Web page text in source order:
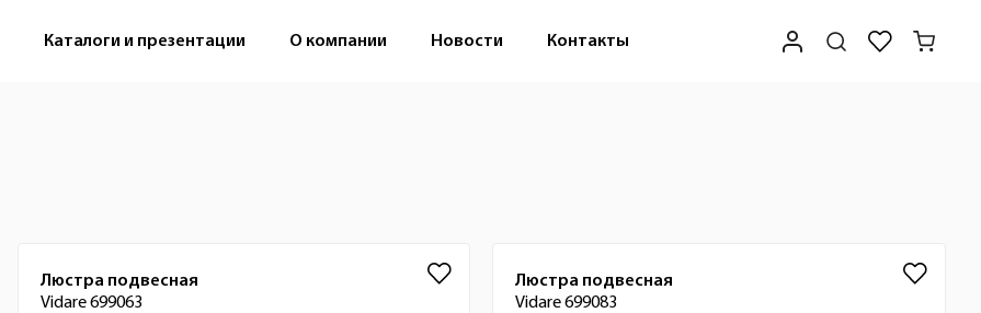
Каталоги и презентации О компании Новости Контакты
Люстра подвесная
Vidare 699063
Люстра подвесная
Vidare 699083